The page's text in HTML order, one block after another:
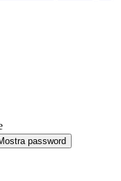
password